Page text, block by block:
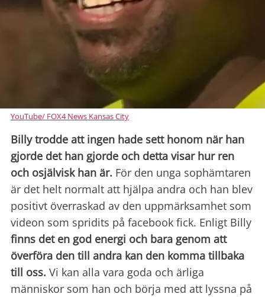
YouTube/ FOX4 News Kansas City
Billy trodde att ingen hade sett honom när han
gjorde det han gjorde och detta visar hur ren
och osjälvisk han är. För den unga sophämtaren
är det helt normalt att hjälpa andra och han blev
positivt överraskad av den uppmärksamhet som
videon som spridits på facebook fick. Enligt Billy
finns det en god energi och bara genom att
överföra den till andra kan den komma tillbaka
till oss. Vi kan alla vara goda och ärliga
människor som han och börja med att lyssna på